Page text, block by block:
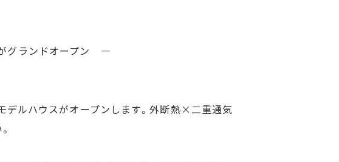
グランドオープン —
デルハウスがオープンします。外断熱×二重通気